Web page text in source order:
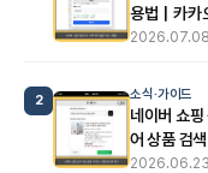
용법｜카카
2026.07.08
2 소식·가이드
네이버 쇼
어 상품 검
2026.06.23